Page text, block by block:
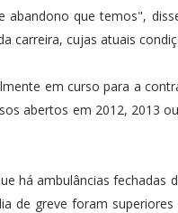
abandono que temos",
carreira, cujas atuais
em curso para a
abertos em 2012, 2013
há ambulâncias fechadas
de greve foram